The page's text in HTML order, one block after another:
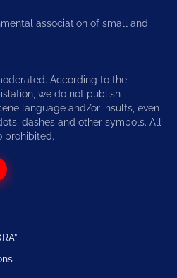
association of small and
According to the
we do not publish
language and/or insults, even
dashes and other symbols. All
prohibited.